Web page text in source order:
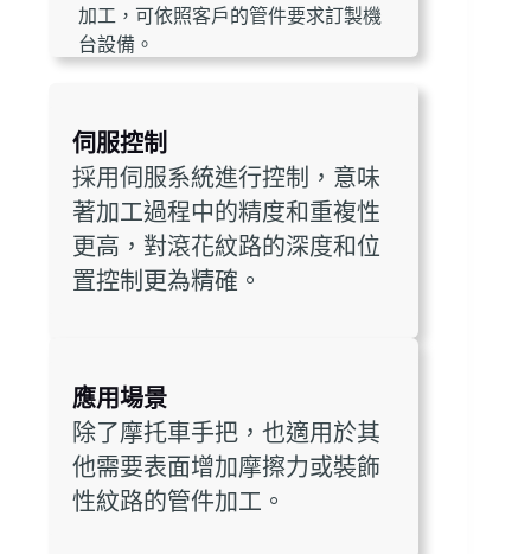
加工，可依照客戶的管件要求訂製機
台設備。
伺服控制
採用伺服系統進行控制，意味
著加工過程中的精度和重複性
更高，對滾花紋路的深度和位
置控制更為精確。
應用場景
除了摩托車手把，也適用於其
他需要表面增加摩擦力或裝飾
性紋路的管件加工。